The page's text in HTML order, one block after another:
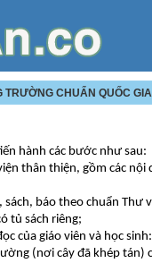
TRƯỜNG CHUẨN QUỐC GIA
hành các bước như sau:
thân thiện, gồm các nội
báo theo chuẩn Thư
tủ sách riêng;
của giáo viên và học
(nơi cây đã khép tán)